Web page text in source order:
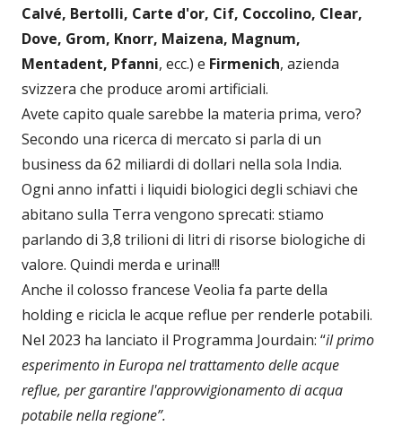
Calvé, Bertolli, Carte d'or, Cif, Coccolino, Clear,
Dove, Grom, Knorr, Maizena, Magnum,
Mentadent, Pfanni, ecc.) e Firmenich, azienda
svizzera che produce aromi artificiali.
Avete capito quale sarebbe la materia prima, vero?
Secondo una ricerca di mercato si parla di un
business da 62 miliardi di dollari nella sola India.
Ogni anno infatti i liquidi biologici degli schiavi che
abitano sulla Terra vengono sprecati: stiamo
parlando di 3,8 trilioni di litri di risorse biologiche di
valore. Quindi merda e urina!!!
Anche il colosso francese Veolia fa parte della
holding e ricicla le acque reflue per renderle potabili.
Nel 2023 ha lanciato il Programma Jourdain: “il primo
esperimento in Europa nel trattamento delle acque
reflue, per garantire l'approvvigionamento di acqua
potabile nella regione”.